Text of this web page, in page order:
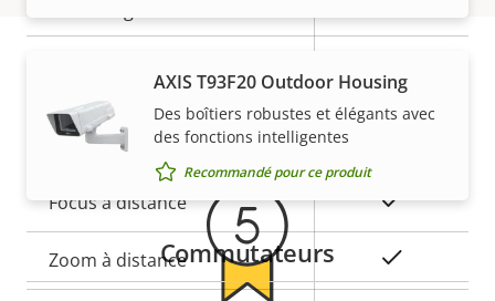
Général
Description
de la
propriété
Valeur de
la
propriété
Focus à distance Oui
Zoom à distance
AXIS T93F20 Outdoor Housing
Des boîtiers robustes et élégants avec
des fonctions intelligentes
Recommandé pour ce produit
Commutateurs
Garantie